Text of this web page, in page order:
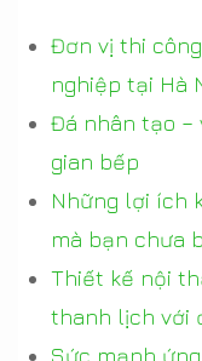
Đơn vị thi
nghiệp tại Hà
Đá nhân tạo –
gian bếp
Những lợi ích
mà bạn chưa
Thiết kế nội
thanh lịch với
Sức mạnh